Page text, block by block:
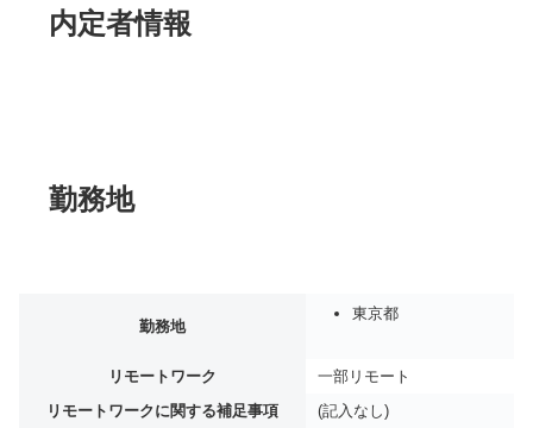
内定者情報
勤務地
勤務地
東京都
リモートワーク
一部リモート
リモートワークに関する補足事項
(記入なし)